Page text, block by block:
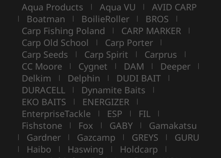
Aqua Products | Aqua VU | AVID CARP
| Boatman | BoilieRoller | BROS |
Carp Fishing Poland | CARP MARKER |
Carp Old School | Carp Porter |
Carp Seeds | Carp Spirit | Carprus |
CC Moore | Cygnet | DAM | Deeper |
Delkim | Delphin | DUDI BAIT |
DURACELL | Dynamite Baits |
EKO BAITS | ENERGIZER |
EnterpriseTackle | ESP | FIL |
Fishstone | Fox | GABY | Gamakatsu
| Gardner | Gazcamp | GREYS | GURU
| Haibo | Haswing | Holdcarp |